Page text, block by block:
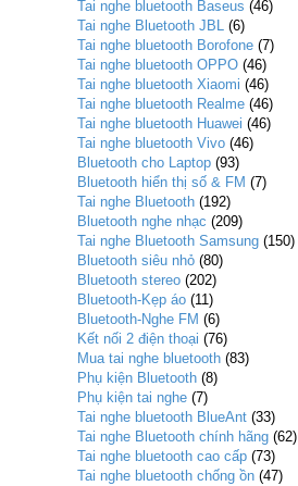
Tai nghe bluetooth Baseus (46)
Tai nghe Bluetooth JBL (6)
Tai nghe bluetooth Borofone (7)
Tai nghe bluetooth OPPO (46)
Tai nghe bluetooth Xiaomi (46)
Tai nghe bluetooth Realme (46)
Tai nghe bluetooth Huawei (46)
Tai nghe bluetooth Vivo (46)
Bluetooth cho Laptop (93)
Bluetooth hiển thị số & FM (7)
Tai nghe Bluetooth (192)
Bluetooth nghe nhạc (209)
Tai nghe Bluetooth Samsung (150)
Bluetooth siêu nhỏ (80)
Bluetooth stereo (202)
Bluetooth-Kẹp áo (11)
Bluetooth-Nghe FM (6)
Kết nối 2 điện thoại (76)
Mua tai nghe bluetooth (83)
Phụ kiện Bluetooth (8)
Phụ kiện tai nghe (7)
Tai nghe bluetooth BlueAnt (33)
Tai nghe Bluetooth chính hãng (62)
Tai nghe bluetooth cao cấp (73)
Tai nghe bluetooth chống ồn (47)